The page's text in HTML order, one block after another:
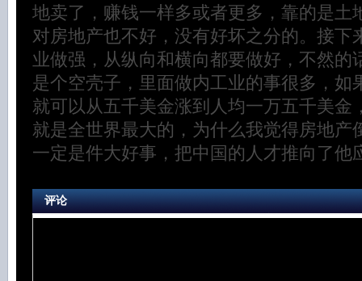
地卖了，赚钱一样多或者更多，靠的是土
对房地产也不好，没有好坏之分的。接下
业做强，从纵向和横向都要做好，不然的
是个空壳子，里面做内工业的事很多，如
就可以从五千美金涨到人均一万五千美金
就是全世界最大的，为什么我觉得房地产
一定是件大好事，把中国的人才推向了他
评论